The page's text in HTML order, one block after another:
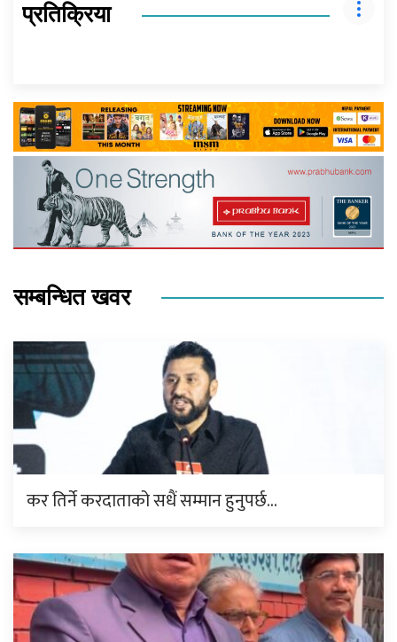
प्रतिक्रिया
सम्बन्धित खवर
कर तिर्ने करदाताको सधैं सम्मान हुनुपर्छ…